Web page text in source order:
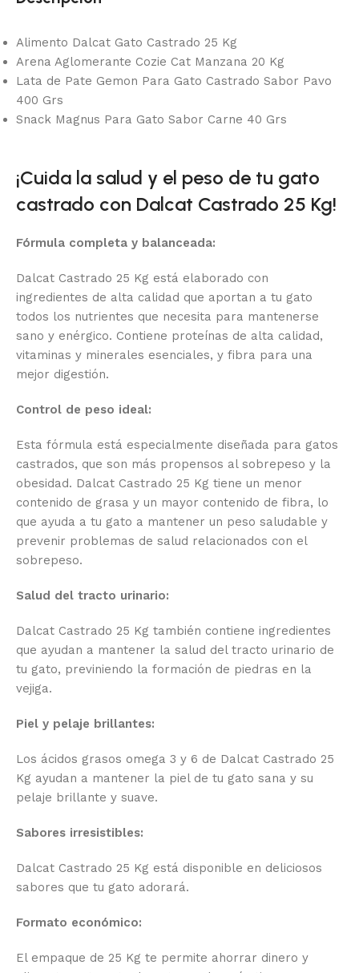
Alimento Dalcat Gato Castrado 25 Kg
Arena Aglomerante Cozie Cat Manzana 20 Kg
Lata de Pate Gemon Para Gato Castrado Sabor Pavo
400 Grs
Snack Magnus Para Gato Sabor Carne 40 Grs
¡Cuida la salud y el peso de tu gato
castrado con Dalcat Castrado 25 Kg!
Fórmula completa y balanceada:
Dalcat Castrado 25 Kg está elaborado con
ingredientes de alta calidad que aportan a tu gato
todos los nutrientes que necesita para mantenerse
sano y enérgico. Contiene proteínas de alta calidad,
vitaminas y minerales esenciales, y fibra para una
mejor digestión.
Control de peso ideal:
Esta fórmula está especialmente diseñada para gatos
castrados, que son más propensos al sobrepeso y la
obesidad. Dalcat Castrado 25 Kg tiene un menor
contenido de grasa y un mayor contenido de fibra, lo
que ayuda a tu gato a mantener un peso saludable y
prevenir problemas de salud relacionados con el
sobrepeso.
Salud del tracto urinario:
Dalcat Castrado 25 Kg también contiene ingredientes
que ayudan a mantener la salud del tracto urinario de
tu gato, previniendo la formación de piedras en la
vejiga.
Piel y pelaje brillantes:
Los ácidos grasos omega 3 y 6 de Dalcat Castrado 25
Kg ayudan a mantener la piel de tu gato sana y su
pelaje brillante y suave.
Sabores irresistibles:
Dalcat Castrado 25 Kg está disponible en deliciosos
sabores que tu gato adorará.
Formato económico:
El empaque de 25 Kg te permite ahorrar dinero y